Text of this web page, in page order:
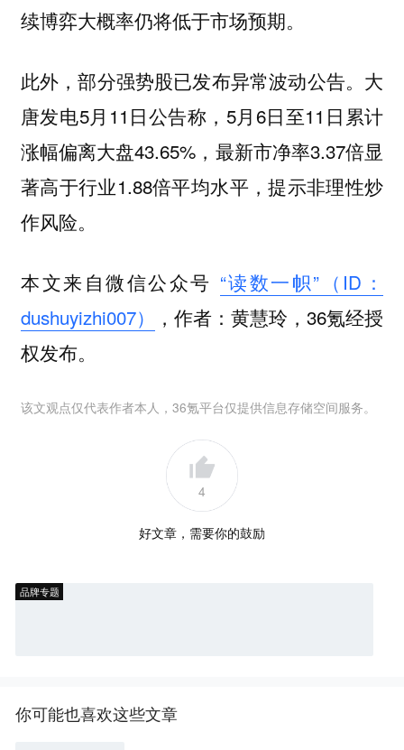
续博弈大概率仍将低于市场预期。
此外，部分强势股已发布异常波动公告。大
唐发电5月11日公告称，5月6日至11日累计
涨幅偏离大盘43.65%，最新市净率3.37倍显
著高于行业1.88倍平均水平，提示非理性炒
作风险。
本文来自微信公众号 “读数一帜”（ID：
dushuyizhi007）
，作者：黄慧玲，36氪经授
权发布。
该文观点仅代表作者本人，36氪平台仅提供信息存储空间服务。
4
好文章，需要你的鼓励
品牌专题
你可能也喜欢这些文章